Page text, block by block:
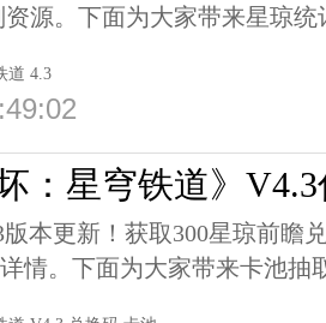
源。下面为大家带来星琼统
道 4.3
：星穹铁道》
本更新！获取300星琼前瞻
情。下面为大家带来卡池抽